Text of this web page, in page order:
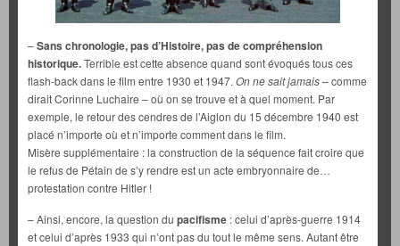
–Sans chronologie, pas d’Histoire, pas de compréhension
historique.Terrible est cette absence quand sont évoqués tous ces
flash-back dans le film entre 1930 et 1947. On ne sait jamais– comme
dirait Corinne Luchaire – où on se trouve et à quel moment. Par
exemple, le retour des cendres de l’Aiglon du 15 décembre 1940 est
placé n’importe où et n’importe comment dans le film.
Misère supplémentaire : la construction de la séquence fait croire que
le refus de Pétain de s’y rendre est un acte embryonnaire de…
protestation contre Hitler !
– Ainsi, encore, la question du pacifisme : celui d’après-guerre 1914
et celui d’après 1933 qui n’ont pas du tout le même sens. Autant être